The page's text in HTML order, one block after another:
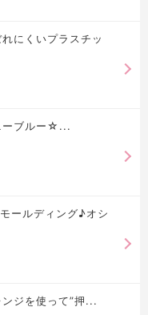
にくいプラスチッ
ーブルー☆...
ールディング♪オシ
ジを使って”押...